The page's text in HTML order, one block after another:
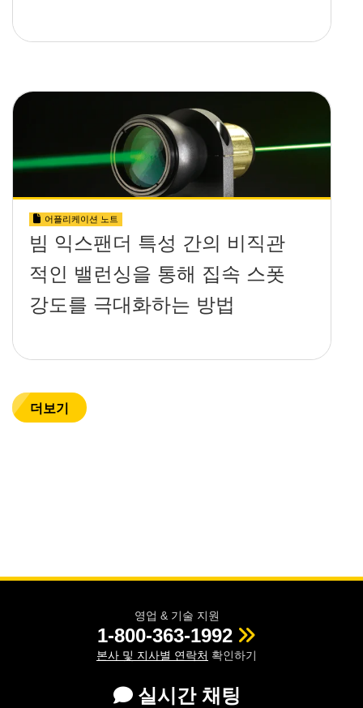
어플리케이션 노트
빔 익스팬더 특성 간의 비직관
적인 밸런싱을 통해 집속 스폿
강도를 극대화하는 방법
더보기
영업 & 기술 지원
1-800-363-1992
본사 및 지사별 연락처 확인하기
실시간 채팅